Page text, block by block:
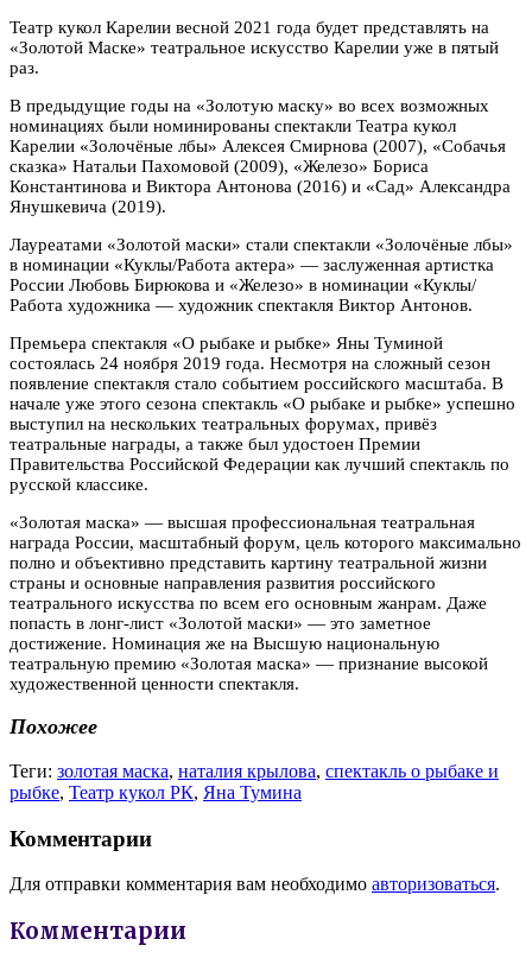
Театр кукол Карелии весной 2021 года будет представлять на
«Золотой Маске» театральное искусство Карелии уже в пятый
раз.
В предыдущие годы на «Золотую маску» во всех возможных
номинациях были номинированы спектакли Театра кукол
Карелии «Золочёные лбы» Алексея Смирнова (2007), «Собачья
сказка» Натальи Пахомовой (2009), «Железо» Бориса
Константинова и Виктора Антонова (2016) и «Сад» Александра
Янушкевича (2019).
Лауреатами «Золотой маски» стали спектакли «Золочёные лбы»
в номинации «Куклы/Работа актера» — заслуженная артистка
России Любовь Бирюкова и «Железо» в номинации «Куклы/
Работа художника — художник спектакля Виктор Антонов.
Премьера спектакля «О рыбаке и рыбке» Яны Туминой
состоялась 24 ноября 2019 года. Несмотря на сложный сезон
появление спектакля стало событием российского масштаба. В
начале уже этого сезона спектакль «О рыбаке и рыбке» успешно
выступил на нескольких театральных форумах, привёз
театральные награды, а также был удостоен Премии
Правительства Российской Федерации как лучший спектакль по
русской классике.
«Золотая маска» — высшая профессиональная театральная
награда России, масштабный форум, цель которого максимально
полно и объективно представить картину театральной жизни
страны и основные направления развития российского
театрального искусства по всем его основным жанрам. Даже
попасть в лонг-лист «Золотой маски» — это заметное
достижение. Номинация же на Высшую национальную
театральную премию «Золотая маска» — признание высокой
художественной ценности спектакля.
Похожее
Теги: золотая маска, наталия крылова, спектакль о рыбаке и
рыбке, Театр кукол РК, Яна Тумина
Комментарии
Для отправки комментария вам необходимо авторизоваться.
Комментарии